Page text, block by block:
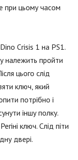
при цьому часом
Crisis 1 на PS1.
належить пройти
цього слід
ключ, який
потрібно і
іншу полку.
ключ. Слід піти
двері.